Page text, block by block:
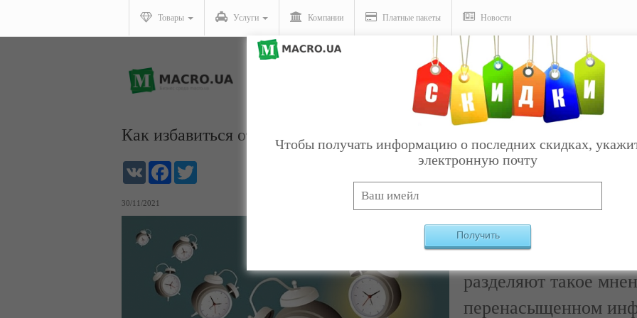
Товары Услуги Компании Платные пакеты Новости
Как избавиться от сверхзанятости и приблизить успех
VK Facebook
30/11/2021
Очень занят –
своего, получишь
разделяют такое
перенасыщенном
Чтобы получать информацию о последних скидках,
электронную почту
Получить